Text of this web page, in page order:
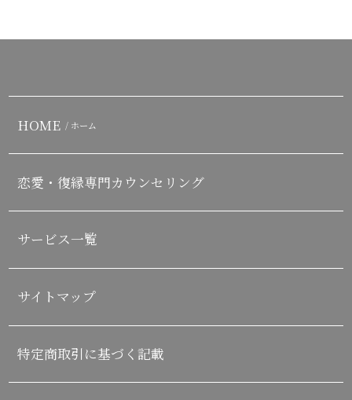
HOME / ホーム
恋愛・復縁専門カウンセリング
サービス一覧
サイトマップ
特定商取引に基づく記載